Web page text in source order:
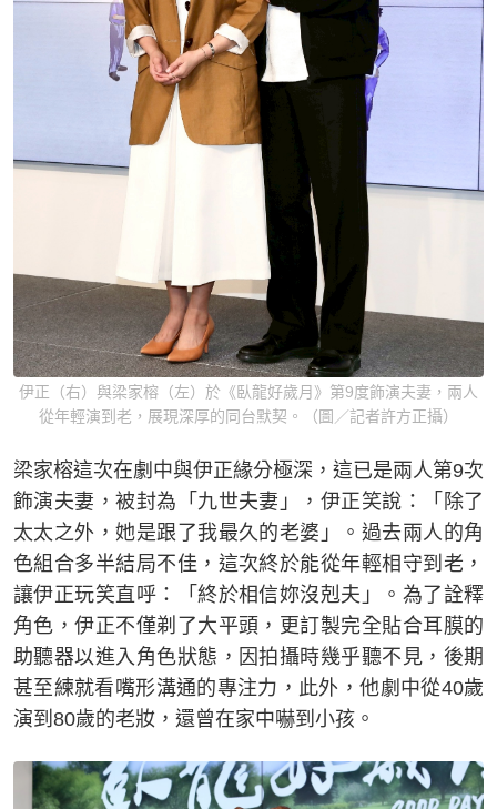
伊正（右）與梁家榕（左）於《臥龍好歲月》第9度飾演夫妻，兩人
從年輕演到老，展現深厚的同台默契。（圖／記者許方正攝）
梁家榕這次在劇中與伊正緣分極深，這已是兩人第9次
飾演夫妻，被封為「九世夫妻」，伊正笑說：「除了
太太之外，她是跟了我最久的老婆」。過去兩人的角
色組合多半結局不佳，這次終於能從年輕相守到老，
讓伊正玩笑直呼：「終於相信妳沒剋夫」。為了詮釋
角色，伊正不僅剃了大平頭，更訂製完全貼合耳膜的
助聽器以進入角色狀態，因拍攝時幾乎聽不見，後期
甚至練就看嘴形溝通的專注力，此外，他劇中從40歲
演到80歲的老妝，還曾在家中嚇到小孩。